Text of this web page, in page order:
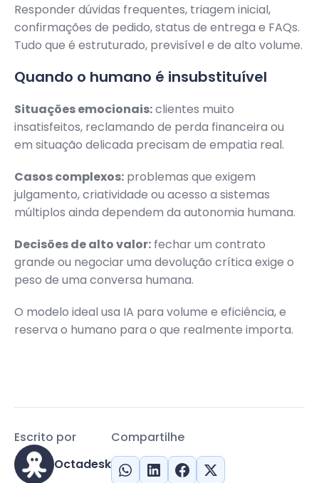
Responder dúvidas frequentes, triagem inicial,
confirmações de pedido, status de entrega e FAQs.
Tudo que é estruturado, previsível e de alto volume.
Quando o humano é insubstituível
Situações emocionais:clientes muito
insatisfeitos, reclamando de perda financeira ou
em situação delicada precisam de empatia real.
Casos complexos: problemas que exigem
julgamento, criatividade ou acesso a sistemas
múltiplos ainda dependem da autonomia humana.
Decisões de alto valor: fechar um contrato
grande ou negociar uma devolução crítica exige o
peso de uma conversa humana.
O modelo ideal usa IA para volume e eficiência, e
reserva o humano para o que realmente importa.
Compartilhe
Escrito por
Octadesk